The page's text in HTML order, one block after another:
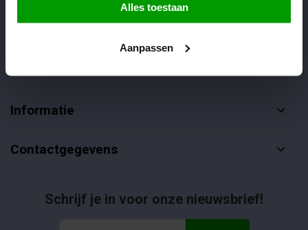
Alles toestaan
Aanpassen
Informatie
Contactgegevens
Schrijf je in voor onze nieuwsbrief!